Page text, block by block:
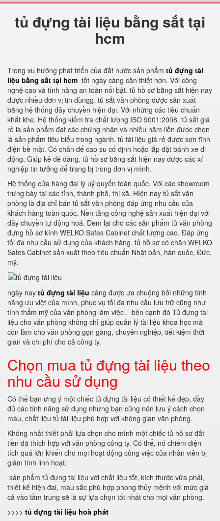
tủ đựng tài liệu bằng sắt tại
hcm
Trong xu hướng phát triển của đất nước sản phẩm tủ đựng tài
liệu bằng sắt tại hcm tốt ngày càng cần thiết hơn. Với công
nghệ cao và tính năng an toàn nổi bật. tủ hồ sơ bằng sắt hiện nay
được nhiều đơn vị tin dùngg. tủ sắt văn phòng được sản xuất
bằng hệ thống dây chuyền hiện đại. Với những các tiêu chuẩn
khắt khe. Hệ thống kiểm tra chất lượng ISO 9001:2008. tủ sắt giá
rẻ là sản phẩm đạt các chứng nhận và nhiều năm liền được chọn
là sản phẩm tiêu biểu trong ngành. tủ tài liệu giá rẻ được sơn tĩnh
điện bề mặt. Có chân đế cao su cố định hoặc lắp đặt bánh xe di
động. Giúp kê dễ dàng. tủ hồ sơ bằng sắt hiện nay được các xí
nghiệp tin tưởng để trang bị trong đơn vị mình.
Hệ thống cửa hàng đại lý uỷ quyển toàn quốc. Với các showroom
trưng bày tại các tỉnh, thành phố, thị xã. HIện nay tủ sắt văn
phòng là địa chỉ bán tủ sắt văn phòng đáp ứng nhu cầu của
khách hàng toàn quốc. Nền tảng công nghệ sản xuất hiện đại với
dây chuyền tự động hoá. Đem lại cho các sản phẩm tủ văn phòng
đựng hồ sơ kính WELKO Safes Cabinet chất lượng cao. Đáp ứng
tối đa nhu cầu sử dụng của khách hàng. tủ hồ sơ có chân WELKO
Safes Cabinet sản xuất theo tiêu chuẩn Nhật bản, hàn quốc, Đức,
mỹ.
ngày nay tủ đựng tài liệu càng được ưa chuộng bởi những tính
năng ưu việt của mình, phục vụ tối đa nhu cầu lưu trữ cũng như
tính thẩm mỹ của văn phòng làm việc . bên cạnh đó Tủ đựng tài
liệu cho văn phòng không chỉ giúp quản lý tài liệu khoa học mà
còn làm cho văn phòng gọn gàng, chuyên nghiệp, tiết kiệm thời
gian và chi phí cho cả công ty.
Chọn mua tủ đựng tài liệu theo
nhu cầu sử dụng
Có thể bạn ưng ý một chiếc tủ đựng tài liệu có thiết kế đẹp, đầy
đủ các tính năng sử dụng nhưng bạn cũng nên lưu ý cách chọn
màu, chất liệu tủ tài liệu phù hợp với không gian văn phòng.
Không nhất thiết phải lựa chọn cho mình một chiếc tủ hồ sơ đắt
tiền đã thích hợp với văn phòng công ty. Có thể, nó chiếm diện
tích quá lớn khiến cho mọi hoạt động công việc của nhân viên bị
giảm tính linh hoạt.
sản phẩm tủ đựng tài liệu với chất liệu tốt, kích thước vừa phải,
thiết kế hiện đại, màu sắc phù hợp phong thủy mệnh với mức giá
cả vào tầm trung sẽ là sự lựa chọn tốt nhất cho mọi văn phòng.
>>>> tủ đựng tài liệu hoà phát